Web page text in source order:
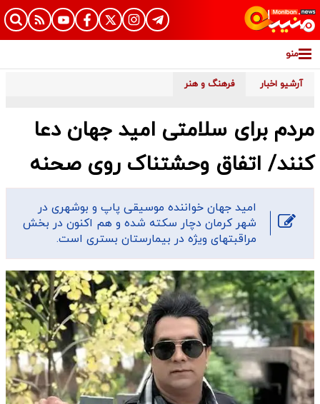
منو
آرشیو اخبار فرهنگ و هنر
مردم برای سلامتی امید جهان دعا
کنند/ اتفاق وحشتناک روی صحنه
امید جهان خواننده موسیقی پاپ و بوشهری در
شهر کرمان دچار سکته شده و هم اکنون در بخش
مراقبتهای ویژه در بیمارستان بستری است.